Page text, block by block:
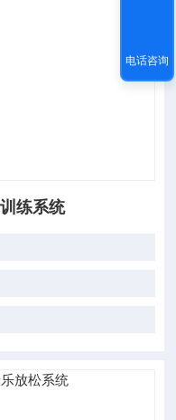
练系统
电话咨询